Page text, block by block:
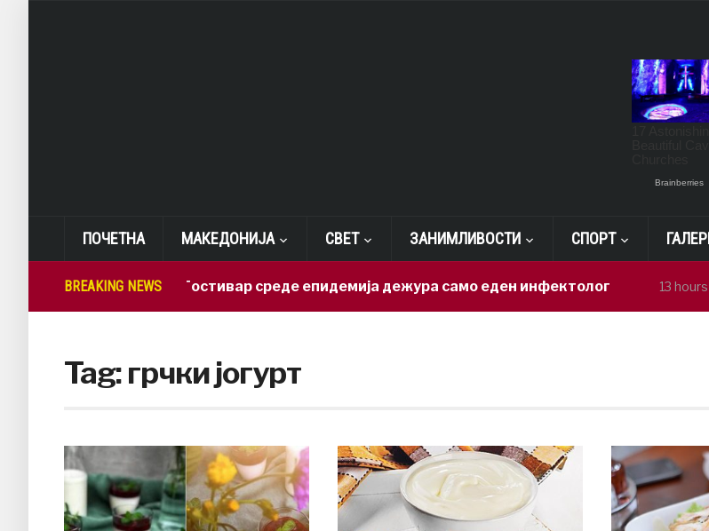
ПОЧЕТНА МАКЕДОНИЈА СВЕТ ЗАНИМЛИВОСТИ СПОРТ
BREAKING NEWS
СДСМ: Во Гостивар среде епидемија дежура само еден инфектолог 13 hours
Tag:грчки јогурт